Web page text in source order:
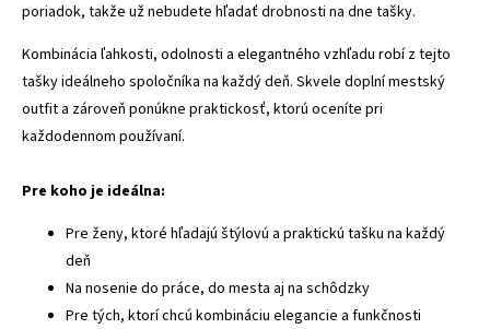
poriadok, takže už nebudete hľadať drobnosti na dne tašky.
Kombinácia ľahkosti, odolnosti a elegantného vzhľadu robí z tejto
tašky ideálneho spoločníka na každý deň. Skvele doplní mestský
outfit a zároveň ponúkne praktickosť, ktorú oceníte pri
každodennom používaní.
Pre koho je ideálna:
Pre ženy, ktoré hľadajú štýlovú a praktickú tašku na každý
deň
Na nosenie do práce, do mesta aj na schôdzky
Pre tých, ktorí chcú kombináciu elegancie a funkčnosti